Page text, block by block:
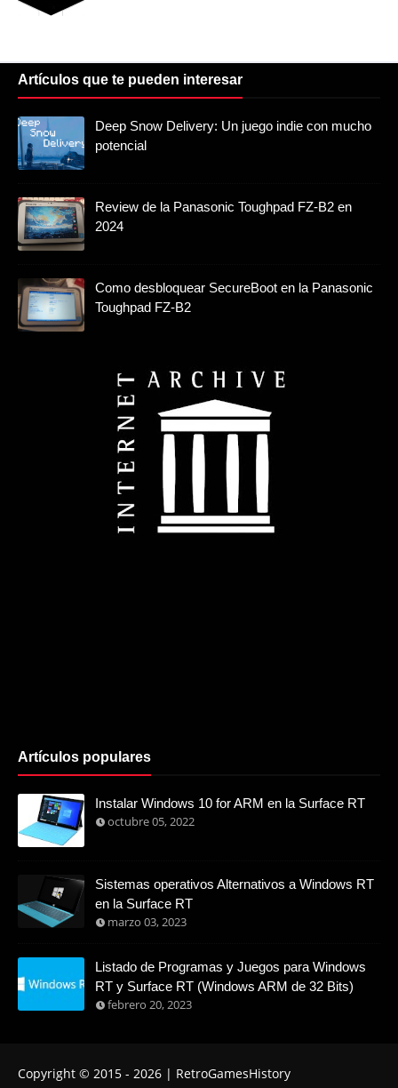
Artículos que te pueden interesar
Deep Snow Delivery: Un juego indie con mucho
potencial
Review de la Panasonic Toughpad FZ-B2 en
2024
Como desbloquear SecureBoot en la Panasonic
Toughpad FZ-B2
Artículos populares
Instalar Windows 10 for ARM en la Surface RT
octubre 05, 2022
Sistemas operativos Alternativos a Windows RT
en la Surface RT
marzo 03, 2023
Listado de Programas y Juegos para Windows
RT y Surface RT (Windows ARM de 32 Bits)
febrero 20, 2023
Copyright © 2015 - 2026 | RetroGamesHistory